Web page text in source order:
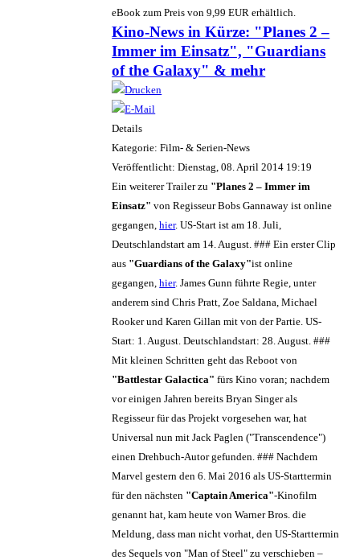
eBook zum Preis von 9,99 EUR erhältlich.
Kino-News in Kürze: "Planes 2 –
Immer im Einsatz", "Guardians
of the Galaxy" & mehr
Details
Kategorie: Film- & Serien-News
Veröffentlicht: Dienstag, 08. April 2014 19:19
Ein weiterer Trailer zu "Planes 2 – Immer im
Einsatz" von Regisseur Bobs Gannaway ist online
gegangen,hier. US-Start ist am 18. Juli,
Deutschlandstart am 14. August. ### Ein erster Clip
aus "Guardians of the Galaxy"ist online
gegangen,hier. James Gunn führte Regie, unter
anderem sind Chris Pratt, Zoe Saldana, Michael
Rooker und Karen Gillan mit von der Partie. US-
Start: 1. August. Deutschlandstart: 28. August. ###
Mit kleinen Schritten geht das Reboot von
"Battlestar Galactica" fürs Kino voran; nachdem
vor einigen Jahren bereits Bryan Singer als
Regisseur für das Projekt vorgesehen war, hat
Universal nun mit Jack Paglen ("Transcendence")
einen Drehbuch-Autor gefunden. ### Nachdem
Marvel gestern den 6. Mai 2016 als US-Starttermin
für den nächsten "Captain America"-Kinofilm
genannt hat, kam heute von Warner Bros. die
Meldung, dass man nicht vorhat, den US-Starttermin
des Sequels von "Man of Steel" zu verschieben –